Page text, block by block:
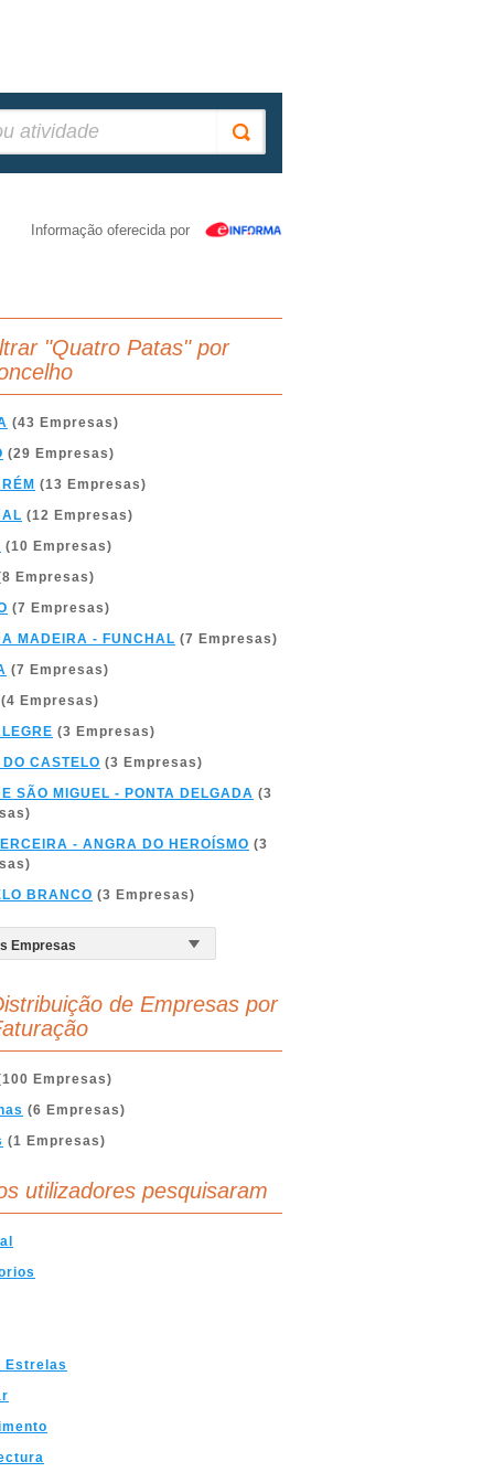
Informação oferecida por
"Quatro Patas" por
(43 Empresas)
(29 Empresas)
(13 Empresas)
(12 Empresas)
(10 Empresas)
Empresas)
(7 Empresas)
MADEIRA - FUNCHAL (7 Empresas)
(7 Empresas)
Empresas)
(3 Empresas)
CASTELO (3 Empresas)
SÃO MIGUEL - PONTA DELGADA (3
- ANGRA DO HEROÍSMO (3
BRANCO (3 Empresas)
de Empresas por
Empresas)
(6 Empresas)
(1 Empresas)
utilizadores pesquisaram
Estrelas